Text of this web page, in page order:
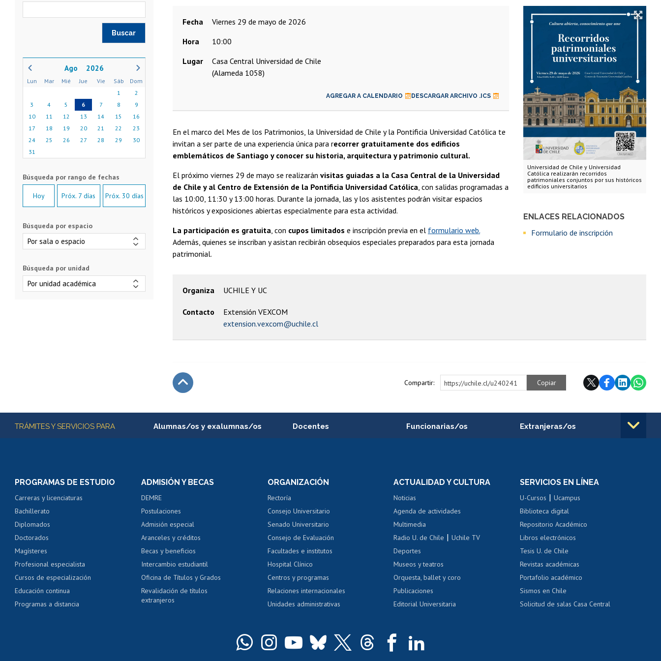
Universidad de Chile y Universidad
Católica realizarán recorridos
patrimoniales conjuntos por sus históricos
edificios universitarios
ENLACES RELACIONADOS
Formulario de inscripción
Fecha
viernes 29 de mayo de 2026
Hora
10:00
Lugar
Casa Central Universidad de Chile
(Alameda 1058)
AGREGAR A CALENDARIO DESCARGAR ARCHIVO .ICS
En el marco del Mes de los Patrimonios, la Universidad de Chile y la Pontificia Universidad Católica te
invitan a ser parte de una experiencia única para recorrer gratuitamente dos edificios
emblemáticos de Santiago y conocer su historia, arquitectura y patrimonio cultural.
El próximo viernes 29 de mayo se realizarán visitas guiadas a la Casa Central de la Universidad
de Chile y al Centro de Extensión de la Pontificia Universidad Católica , con salidas programadas a
las 10:00, 11:30 y 13:00 horas. Durante la jornada, las y los asistentes podrán visitar espacios
históricos y exposiciones abiertas especialmente para esta actividad.
La participación es gratuita , con cupos limitados e inscripción previa en el formulario web.
Además, quienes se inscriban y asistan recibirán obsequios especiales preparados para esta jornada
patrimonial.
Organiza UCHILE Y UC
Contacto
Extensión VEXCOM
extension.vexcom@uchile.cl
Compartir: https://uchile.cl/u240241 Copiar
2026
Lun Mar Mié Jue Vie Sáb
Dom
1
2
3
4 5 6 7 8
9
10
11 12 13 14 15
16
17
18 19 20 21 22
23
24
25 26 27 28 29
30
31
Hoy Próx. 7 días Próx. 30 días
Búsqueda por espacio
Búsqueda por unidad
Más información
TRÁMITES Y SERVICIOS PARA Alumnas/os y exalumnas/os
Consulta y certificado de notas
Servicio médico y dental
Pago de arancel y crédito alumnos
Pago de arancel y crédito exalumnos
Certificado de títulos y grados
Docentes
Perfeccionamiento
Evaluación docente
Calificación académica
Postulación al AUCAI
Funcionarias/os
Portal de movilidad interna
Certificado de renta
Certificado de renta
Gestión de correo uchile
Extranjeras/os
Movilidad Estudiantil
Cursos de español
Acoso laboral, sexual y violencia
PROGRAMAS DE ESTUDIO
Carreras y licenciaturas
Bachillerato
Diplomados
Doctorados
Magísteres
Profesional especialista
Cursos de especialización
Educación continua
Programas a distancia
ADMISIÓN Y BECAS
DEMRE
Postulaciones
Admisión especial
Aranceles y créditos
Becas y beneficios
Intercambio estudiantil
Oficina de Títulos y Grados
Revalidación de títulos
extranjeros
ORGANIZACIÓN
Rectoría
Consejo Universitario
Senado Universitario
Consejo de Evaluación
Facultades e institutos
Hospital Clínico
Centros y programas
Relaciones internacionales
Unidades administrativas
ACTUALIDAD Y CULTURA
Noticias
Agenda de actividades
Multimedia
Radio U. de Chile |Uchile TV
Deportes
Museos y teatros
Orquesta, ballet y coro
Publicaciones
Editorial Universitaria
SERVICIOS EN LÍNEA
U-Cursos |Ucampus
Biblioteca digital
Repositorio Académico
Libros electrónicos
Tesis U. de Chile
Revistas académicas
Portafolio académico
Sismos en Chile
Solicitud de salas Casa Central